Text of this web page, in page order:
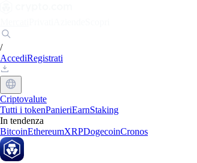
/
AccediRegistrati
Criptovalute
Tutti i tokenPanieriEarnStaking
In tendenza
BitcoinEthereumXRPDogecoinCronos